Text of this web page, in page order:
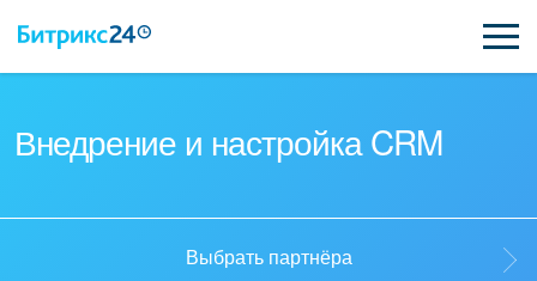
Внедрение и настройка CRM
Выбрать партнёра